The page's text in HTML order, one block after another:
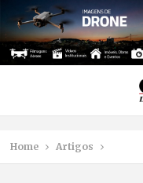
Home Artigos